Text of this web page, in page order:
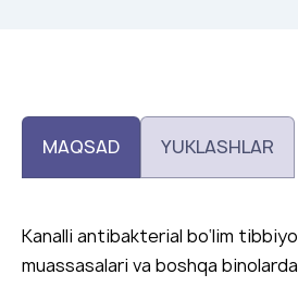
MAQSAD YUKLASHLAR
Kanalli antibakterial bo‘lim
muassasalari va boshqa